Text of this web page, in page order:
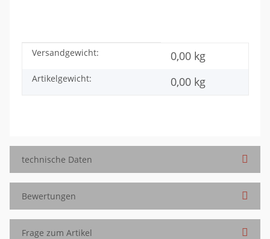
Produkteigenschaft
Wert
Versandgewicht: 0,00 kg
Artikelgewicht: 0,00 kg
technische Daten
Bewertungen
Frage zum Artikel